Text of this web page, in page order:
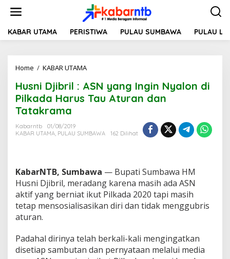
t
KABAR UTAMA PERISTIWA PULAU SUMBAWA PULAU
Home / KABAR UTAMA
s
n
i
l
A
S
N
g
Husni Djibril : ASN yang Ingin Nyalon di
Pilkada Harus Tau Aturan dan
Tatakrama
Kabarntb
01/08/2019
KABAR UTAMA, PULAU SUMBAWA 162 Dilihat
KabarNTB, Sumbawa — Bupati Sumbawa HM
Husni Djibril, meradang karena masih ada ASN
aktif yang berniat ikut Pilkada 2020 tapi masih
tetap mensosialisasikan diri dan tidak menggubris
aturan.
Padahal dirinya telah berkali-kali mengingatkan
disetiap sambutan dan pernyataan melalui media